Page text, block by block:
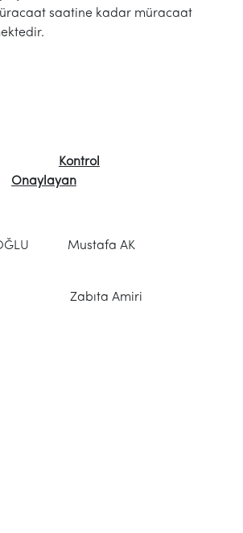
saatine kadar müracaat
Kontrol
Onaylayan
Mustafa AK
Zabıta Amiri